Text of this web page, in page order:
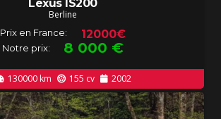
Lexus IS200
Berline
Prix en France: 12000€
Notre prix: 8 000 €
130000 km 155 cv 2002